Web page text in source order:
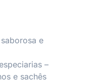
e
–
e sachês